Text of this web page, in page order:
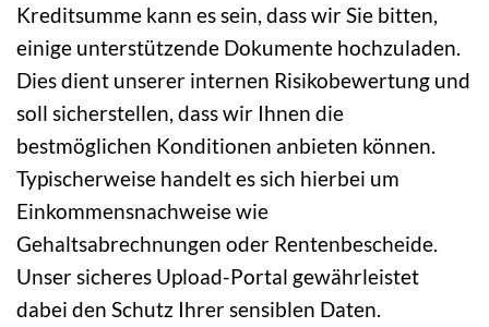
Kreditsumme kann es sein, dass wir Sie bitten,
einige unterstützende Dokumente hochzuladen.
Dies dient unserer internen Risikobewertung und
soll sicherstellen, dass wir Ihnen die
bestmöglichen Konditionen anbieten können.
Typischerweise handelt es sich hierbei um
Einkommensnachweise wie
Gehaltsabrechnungen oder Rentenbescheide.
Unser sicheres Upload-Portal gewährleistet
dabei den Schutz Ihrer sensiblen Daten.